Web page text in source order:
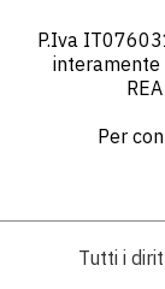
P.Iva
Per
Tutti i